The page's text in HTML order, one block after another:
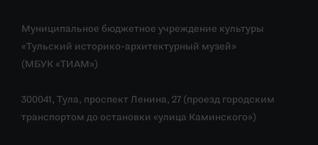
Муниципальное бюджетное учреждение культуры
«Тульский историко-архитектурный музей»
(МБУК «ТИАМ»)
300041, Тула, проспект Ленина, 27 (проезд городским
транспортом до остановки «улица Каминского»)